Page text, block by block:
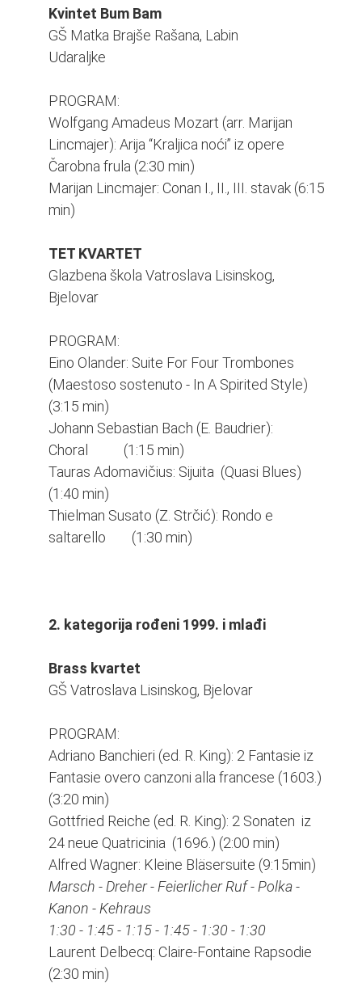
Kvintet Bum Bam
GŠ Matka Brajše Rašana, Labin
Udaraljke
PROGRAM:
Wolfgang Amadeus Mozart (arr. Marijan
Lincmajer): Arija “Kraljica noći” iz opere
Čarobna frula (2:30 min)
Marijan Lincmajer: Conan I., II., III. stavak (6:15
min)
TET KVARTET
Glazbena škola Vatroslava Lisinskog,
Bjelovar
PROGRAM:
Eino Olander: Suite For Four Trombones
(Maestoso sostenuto - In A Spirited Style)
(3:15 min)
Johann Sebastian Bach (E. Baudrier):
Choral (1:15 min)
Tauras Adomavičius: Sijuita (Quasi Blues)
(1:40 min)
Thielman Susato (Z. Strčić): Rondo e
saltarello (1:30 min)
2. kategorija rođeni 1999. i mlađi
Brass kvartet
GŠ Vatroslava Lisinskog, Bjelovar
PROGRAM:
Adriano Banchieri (ed. R. King): 2 Fantasie iz
Fantasie overo canzoni alla francese (1603.)
(3:20 min)
Gottfried Reiche (ed. R. King): 2 Sonaten iz
24 neue Quatricinia (1696.) (2:00 min)
Alfred Wagner: Kleine Bläsersuite (9:15min)
Marsch - Dreher - Feierlicher Ruf - Polka -
Kanon - Kehraus
1:30 - 1:45 - 1:15 - 1:45 - 1:30 - 1:30
Laurent Delbecq: Claire-Fontaine Rapsodie
(2:30 min)